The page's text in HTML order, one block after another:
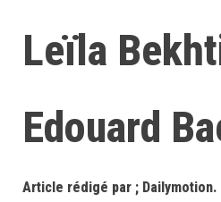
Leïla
Edouard
Article rédigé par ; Dailymotion.